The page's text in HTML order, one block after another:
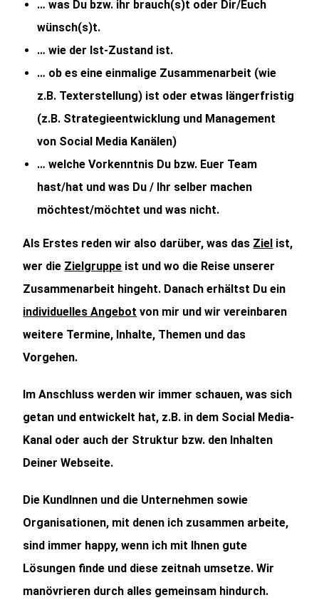
… was Du bzw. ihr brauch(s)t oder Dir/Euch
wünsch(s)t.
… wie der Ist-Zustand ist.
… ob es eine einmalige Zusammenarbeit (wie
z.B. Texterstellung) ist oder etwas längerfristig
(z.B. Strategieentwicklung und Management
von Social Media Kanälen)
… welche Vorkenntnis Du bzw. Euer Team
hast/hat und was Du / Ihr selber machen
möchtest/möchtet und was nicht.
Als Erstes reden wir also darüber, was das Ziel ist,
wer die Zielgruppe ist und wo die Reise unserer
Zusammenarbeit hingeht. Danach erhältst Du ein
individuelles Angebot von mir und wir vereinbaren
weitere Termine, Inhalte, Themen und das
Vorgehen.
Im Anschluss werden wir immer schauen, was sich
getan und entwickelt hat, z.B. in dem Social Media-
Kanal oder auch der Struktur bzw. den Inhalten
Deiner Webseite.
Die KundInnen und die Unternehmen sowie
Organisationen, mit denen ich zusammen arbeite,
sind immer happy, wenn ich mit Ihnen gute
Lösungen finde und diese zeitnah umsetze. Wir
manövrieren durch alles gemeinsam hindurch.